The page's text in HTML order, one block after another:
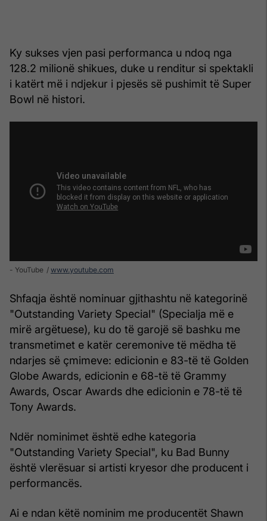
Ky sukses vjen pasi performanca u ndoq nga
128.2 milionë shikues, duke u renditur si spektakli
i katërt më i ndjekur i pjesës së pushimit të Super
Bowl në histori.
- YouTube www.youtube.com
Shfaqja është nominuar gjithashtu në kategorinë
"Outstanding Variety Special" (Specialja më e
mirë argëtuese), ku do të garojë së bashku me
transmetimet e katër ceremonive të mëdha të
ndarjes së çmimeve: edicionin e 83-të të Golden
Globe Awards, edicionin e 68-të të Grammy
Awards, Oscar Awards dhe edicionin e 78-të të
Tony Awards.
Ndër nominimet është edhe kategoria
"Outstanding Variety Special", ku Bad Bunny
është vlerësuar si artisti kryesor dhe producent i
performancës.
Ai e ndan këtë nominim me producentët Shawn